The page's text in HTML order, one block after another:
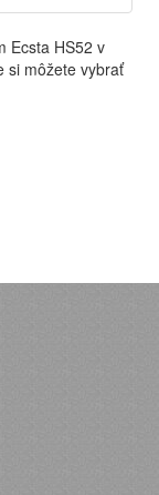
Ecsta HS52 v
si môžete vybrať